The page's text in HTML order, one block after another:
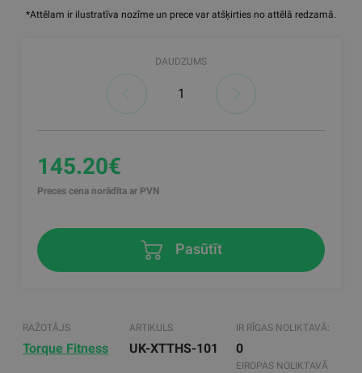
*Attēlam ir ilustratīva nozīme un prece var atšķirties no attēlā redzamā.
DAUDZUMS
145.20€
Preces cena norādīta ar PVN
Pasūtīt
RAŽOTĀJS
Torque Fitness
ARTIKULS
UK-XTTHS-101
IR RĪGAS NOLIKTAVĀ:
0
EIROPAS NOLIKTAVĀ